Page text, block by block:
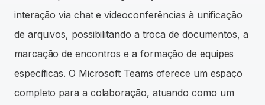
interação via chat e videoconferências à unificação
de arquivos, possibilitando a troca de documentos, a
marcação de encontros e a formação de equipes
específicas. O Microsoft Teams oferece um espaço
completo para a colaboração, atuando como um